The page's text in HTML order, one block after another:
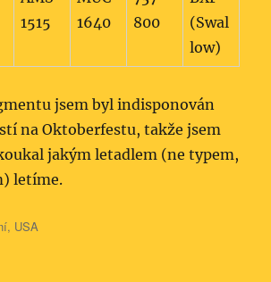
1515
1640
800
(Swal
low)
jsem byl indisponován
na Oktoberfestu, takže jsem
jakým letadlem (ne typem,
letíme.
, USA